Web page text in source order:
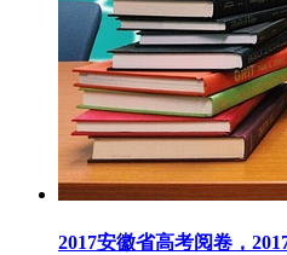
2017安徽省高考阅卷，